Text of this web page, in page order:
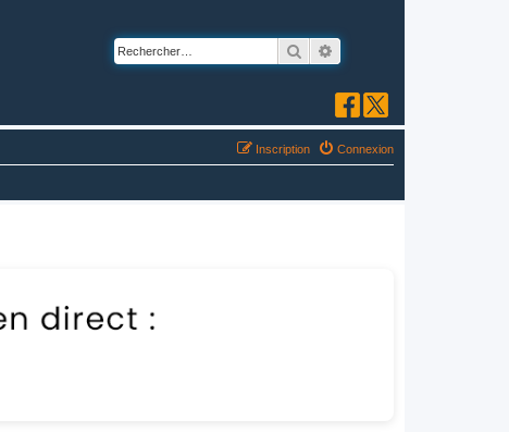
Rechercher
Connexion
Inscription